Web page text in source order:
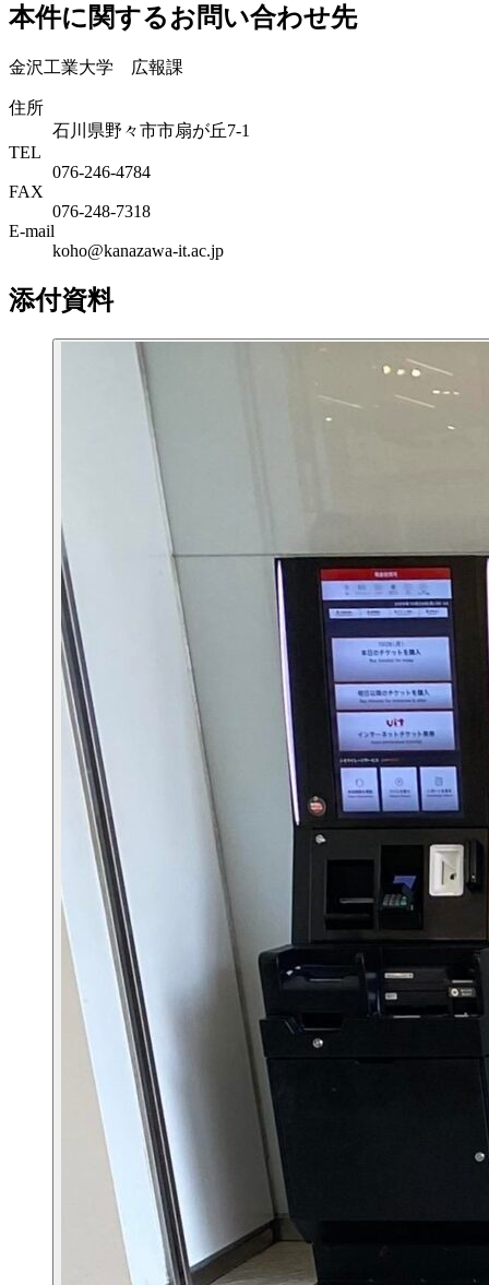
本件に関するお問い合わせ先
金沢工業大学 広報課
住所
石川県野々市市扇が丘7-1
TEL
076-246-4784
FAX
076-248-7318
E-mail
koho@kanazawa-it.ac.jp
添付資料